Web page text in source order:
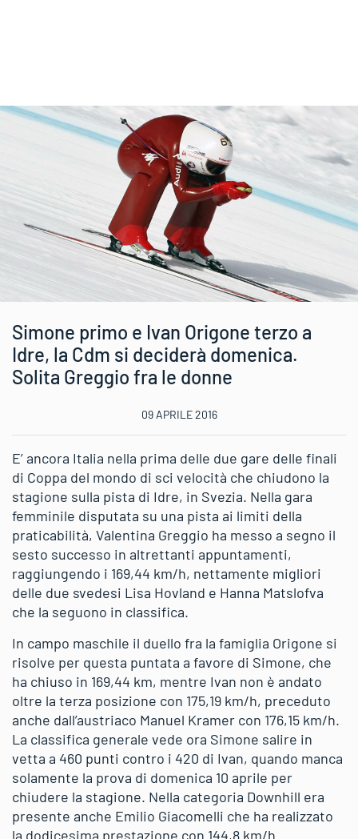
Simone primo e Ivan Origone terzo a
Idre, la Cdm si deciderà domenica.
Solita Greggio fra le donne
09 APRILE 2016
E’ ancora Italia nella prima delle due gare delle finali
di Coppa del mondo di sci velocità che chiudono la
stagione sulla pista di Idre, in Svezia. Nella gara
femminile disputata su una pista ai limiti della
praticabilità, Valentina Greggio ha messo a segno il
sesto successo in altrettanti appuntamenti,
raggiungendo i 169,44 km/h, nettamente migliori
delle due svedesi Lisa Hovland e Hanna Matslofva
che la seguono in classifica.
In campo maschile il duello fra la famiglia Origone si
risolve per questa puntata a favore di Simone, che
ha chiuso in 169,44 km, mentre Ivan non è andato
oltre la terza posizione con 175,19 km/h, preceduto
anche dall’austriaco Manuel Kramer con 176,15 km/h.
La classifica generale vede ora Simone salire in
vetta a 460 punti contro i 420 di Ivan, quando manca
solamente la prova di domenica 10 aprile per
chiudere la stagione. Nella categoria Downhill era
presente anche Emilio Giacomelli che ha realizzato
la dodicesima prestazione con 144,8 km/h.